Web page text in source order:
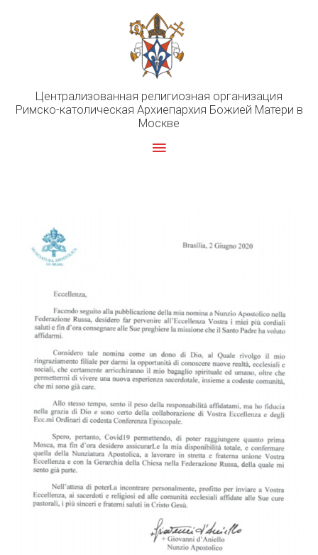
Централизованная религиозная организация
Римско-католическая Архиепархия Божией Матери в
Москве
Главное